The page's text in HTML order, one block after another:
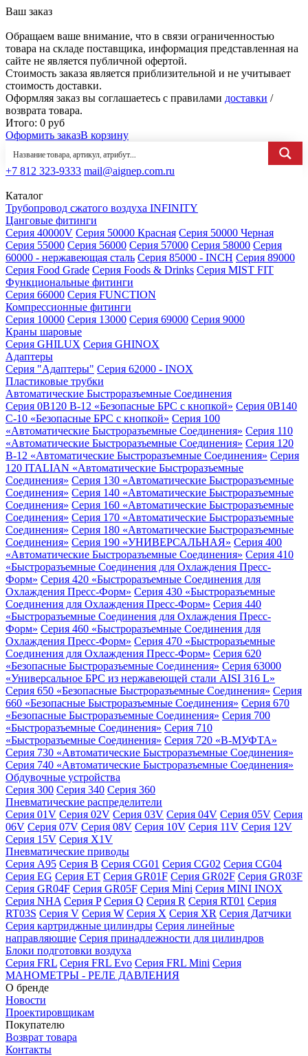
Ваш заказ
Обращаем ваше внимание, что в связи ограниченностью
товара на складе поставщика, информация представленная на
сайте не является публичной офертой.
Стоимость заказа является приблизительной и не учитывает
стоимость доставки.
Оформляя заказ вы соглашаетесь с правилами доставки /
возврата товара.
Итого: 0 руб
Оформить заказВ корзину
+7 812 323-9333 mail@aignep.com.ru
Каталог
Трубопровод сжатого воздуха INFINITY
Цанговые фитинги
Серия 40000V Серия 50000 Красная Серия 50000 Черная
Серия 55000 Серия 56000 Серия 57000 Серия 58000 Серия
60000 - нержавеющая сталь Серия 85000 - INCH Серия 89000
Серия Food Grade Серия Foods & Drinks Серия MIST FIT
Функциональные фитинги
Серия 66000 Серия FUNCTION
Компрессионные фитинги
Серия 10000 Серия 13000 Серия 69000 Серия 9000
Краны шаровые
Серия GHILUX Серия GHINOX
Адаптеры
Серия "Адаптеры" Серия 62000 - INOX
Пластиковые трубки
Автоматические Быстроразъемные Соединения
Серия 0B120 B-12 «Безопасные БРС с кнопкой» Серия 0B140
C-10 «Безопасные БРС с кнопкой» Серия 100
«Автоматические Быстроразъемные Соединения» Серия 110
«Автоматические Быстроразъемные Соединения» Серия 120
B-12 «Автоматические Быстроразъемные Соединения» Серия
120 ITALIAN «Автоматические Быстроразъемные
Соединения» Серия 130 «Автоматические Быстроразъемные
Соединения» Серия 140 «Автоматические Быстроразъемные
Соединения» Серия 160 «Автоматические Быстроразъемные
Соединения» Серия 170 «Автоматические Быстроразъемные
Соединения» Серия 180 «Автоматические Быстроразъемные
Соединения» Серия 190 «УНИВЕРСАЛЬНАЯ» Серия 400
«Автоматические Быстроразъемные Соединения» Серия 410
«Быстроразъемные Соединения для Охлаждения Пресс-
Форм» Серия 420 «Быстроразъемные Соединения для
Охлаждения Пресс-Форм» Серия 430 «Быстроразъемные
Соединения для Охлаждения Пресс-Форм» Серия 440
«Быстроразъемные Соединения для Охлаждения Пресс-
Форм» Серия 460 «Быстроразъемные Соединения для
Охлаждения Пресс-Форм» Серия 470 «Быстроразъемные
Соединения для Охлаждения Пресс-Форм» Серия 620
«Безопасные Быстроразъемные Соединения» Серия 63000
«Универсальное БРС из нержавеющей стали AISI 316 L»
Серия 650 «Безопасные Быстроразъемные Соединения» Серия
660 «Безопасные Быстроразъемные Соединения» Серия 670
«Безопасные Быстроразъемные Соединения» Серия 700
«Быстроразъемные Соединения» Серия 710
«Быстроразъемные Соединения» Серия 720 «B-МУФТА»
Серия 730 «Автоматические Быстроразъемные Соединения»
Серия 740 «Автоматические Быстроразъемные Соединения»
Обдувочные устройства
Серия 300 Серия 340 Серия 360
Пневматические распределители
Серия 01V Серия 02V Серия 03V Серия 04V Серия 05V Серия
06V Серия 07V Серия 08V Серия 10V Серия 11V Серия 12V
Серия 15V Серия X1V
Пневматические приводы
Серия A95 Серия B Серия CG01 Серия CG02 Серия CG04
Серия EG Серия ET Серия GR01F Серия GR02F Серия GR03F
Серия GR04F Серия GR05F Серия Mini Серия MINI INOX
Серия NHA Серия P Серия Q Серия R Серия RT01 Серия
RT03S Серия V Серия W Серия X Серия XR Серия Датчики
Серия картриджные цилиндры Серия линейные
направляющие Серия принадлежности для цилиндров
Блоки подготовки воздуха
Серия FRL Серия FRL Evo Серия FRL Mini Серия
МАНОМЕТРЫ - РЕЛЕ ДАВЛЕНИЯ
О бренде
Новости
Проектировщикам
Покупателю
Возврат товара
Контакты